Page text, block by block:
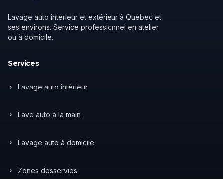
Lavage auto intérieur et extérieur à Québec et
ses environs. Service professionnel en atelier
ou à domicile.
Services
Lavage auto intérieur
Lave auto à la main
Lavage auto à domicile
Zones desservies